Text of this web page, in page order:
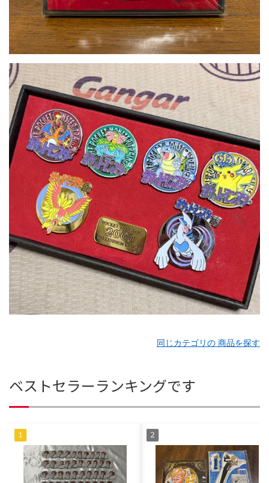
同じカテゴリの 商品を探す
ベストセラーランキングです